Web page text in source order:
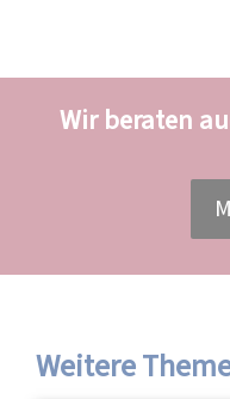
Wir beraten
Weitere